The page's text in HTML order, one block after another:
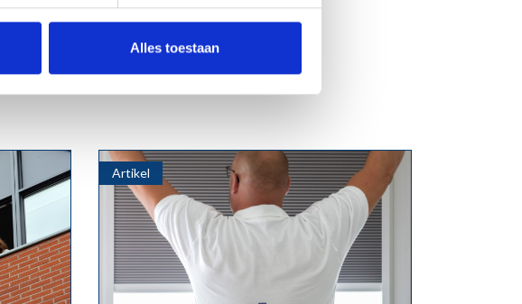
Alles toestaan
Artikel